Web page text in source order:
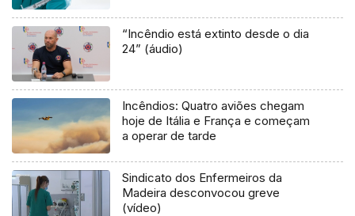
“Incêndio está extinto desde o dia
24” (áudio)
Incêndios: Quatro aviões chegam
hoje de Itália e França e começam
a operar de tarde
Sindicato dos Enfermeiros da
Madeira desconvocou greve
(vídeo)